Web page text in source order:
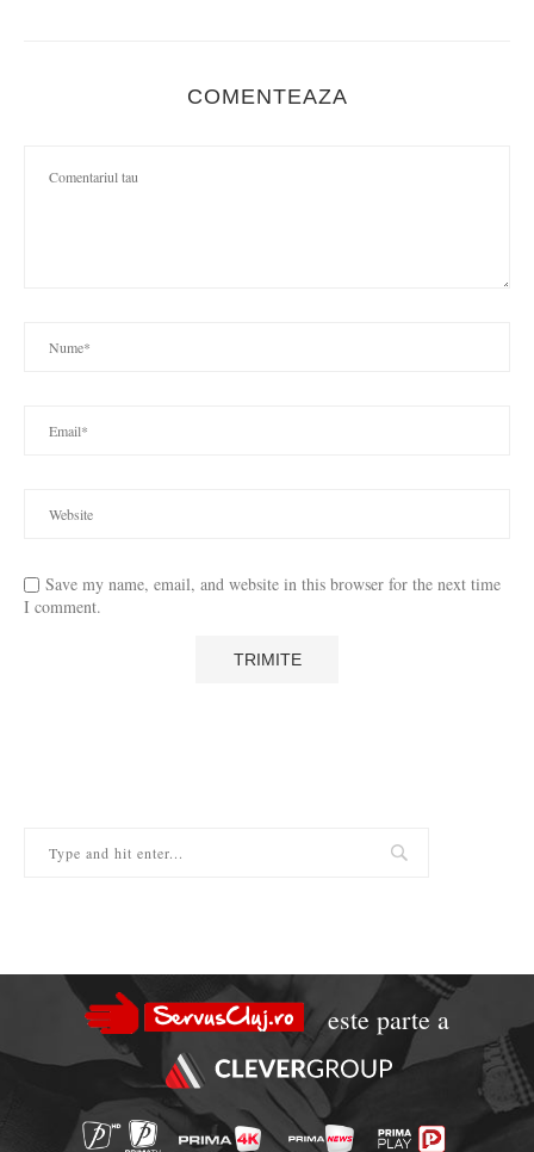
COMENTEAZA
Save my name, email, and website in this browser for the next time
I comment.
este parte a